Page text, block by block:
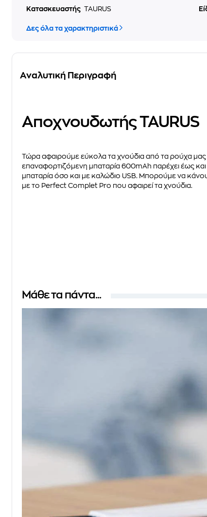
Κατασκευαστής TAURUS
Δες όλα τα χαρακτηριστικά
Αναλυτική Περιγραφή
Αποχνουδωτής TAURUS
Τώρα αφαιρούμε εύκολα τα χνούδια από τα ρούχα
επαναφορτιζόμενη μπαταρία 600mAh παρέχει έως
μπαταρία όσο και με καλώδιο USB. Μπορούμε να
με το Perfect Complet Pro που αφαιρεί τα χνούδια.
Μάθε τα πάντα...